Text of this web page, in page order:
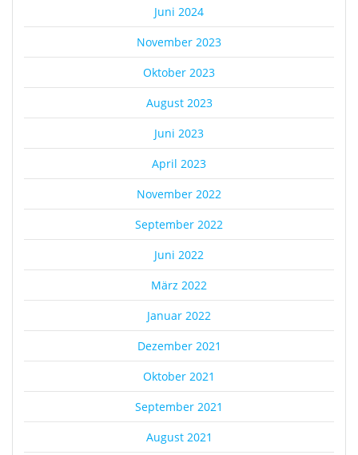
Juni 2024
November 2023
Oktober 2023
August 2023
Juni 2023
April 2023
November 2022
September 2022
Juni 2022
März 2022
Januar 2022
Dezember 2021
Oktober 2021
September 2021
August 2021